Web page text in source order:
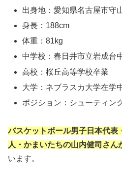
出身地：愛知県名古屋市守
身長：188cm
体重：81kg
中学校：春日井市立岩成台
高校：桜丘高等学校卒業
大学：ネブラスカ大学在学
ポジション：シューティン
バスケットボール男子日本代表
人・かまいたちの山内健司さん
います。